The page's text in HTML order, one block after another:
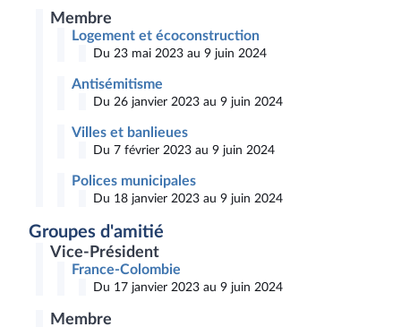
Membre
Logement et écoconstruction
Du 23 mai 2023 au 9 juin 2024
Antisémitisme
Du 26 janvier 2023 au 9 juin 2024
Villes et banlieues
Du 7 février 2023 au 9 juin 2024
Polices municipales
Du 18 janvier 2023 au 9 juin 2024
Groupes d'amitié
Vice-Président
France-Colombie
Du 17 janvier 2023 au 9 juin 2024
Membre